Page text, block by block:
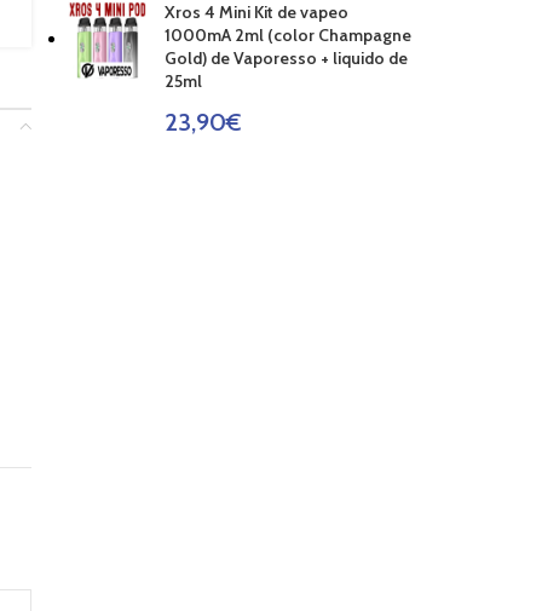
Xros 4 Mini Kit de vapeo
1000mA 2ml (color Champagne
Gold) de Vaporesso + liquido de
25ml
23,90€